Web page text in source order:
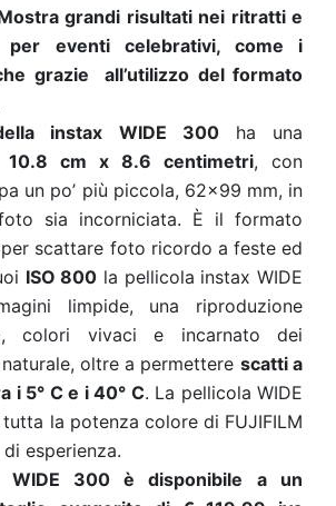
grandi risultati nei ritratti e
per eventi celebrativi, come i
grazie all’utilizzo del formato
instax WIDE 300ha una
10.8 cm x 8.6 centimetri, con
un po’ più piccola, 62×99 mm, in
sia incorniciata. È il formato
scattare foto ricordo a feste ed
ISO 800 la pellicola instax WIDE
limpide, una riproduzione
colori vivaci e incarnato dei
oltre a permettere scatti a
i 5° C e i 40° C. La pellicola WIDE
la potenza colore di FUJIFILM
esperienza.
WIDE 300 è disponibile a un